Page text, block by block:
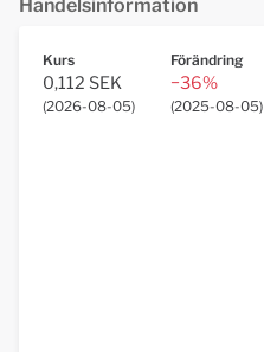
Handelsinformation
Kurs
0,112 SEK
(2026-08-05)
Förändring
−36%
(2025-08-05)